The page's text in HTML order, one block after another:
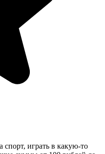
спорт, играть в какую-то